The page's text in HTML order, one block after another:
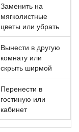
Заменить на
мягколистные
цветы или убрать
Вынести в другую
комнату или
скрыть ширмой
Перенести в
гостиную или
кабинет